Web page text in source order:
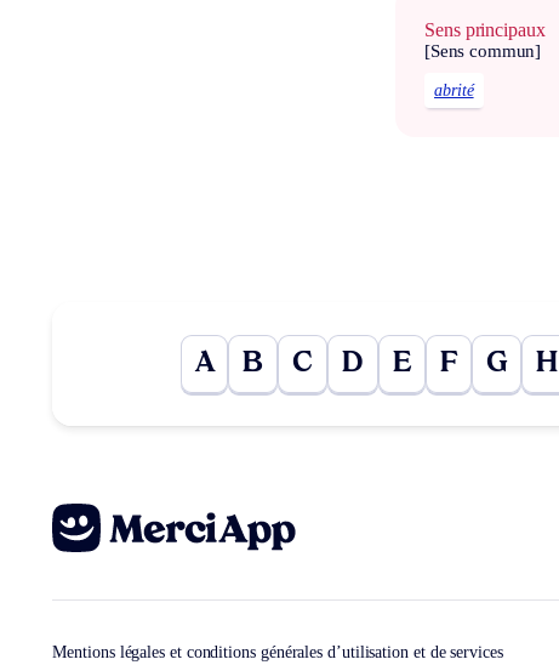
Sens principaux
[Sens commun]
abrité
A B C D E F G H
Mentions légales et conditions générales d’utilisation et de services